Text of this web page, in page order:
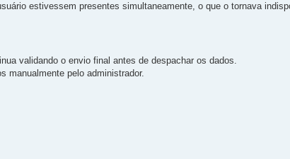
estivessem presentes simultaneamente, o que o tornava
validando o envio final antes de despachar os dados.
manualmente pelo administrador.